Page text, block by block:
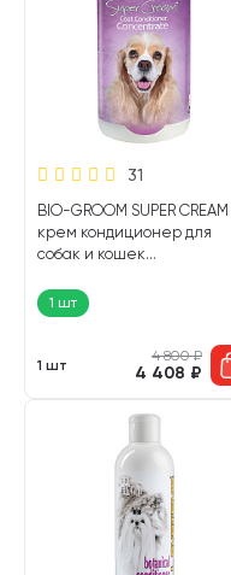
31
BIO-GROOM SUPER CREAM
крем кондиционер для
собак и кошек
(1 шт)
1 шт
1 шт
4 800₽
4 408 ₽